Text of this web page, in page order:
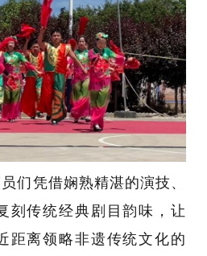
们凭借娴熟精湛的演技、
刻传统经典剧目韵味，让
距离领略非遗传统文化的